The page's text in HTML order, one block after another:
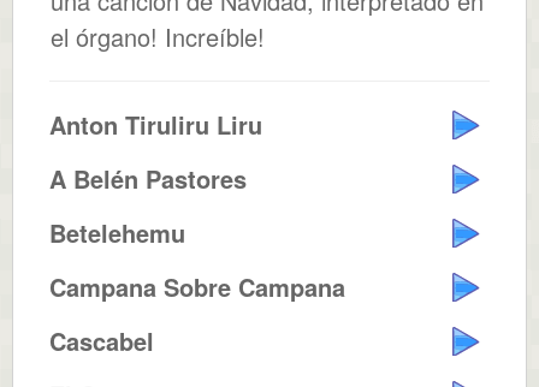
el órgano! Increíble!
Anton Tiruliru Liru
A Belén Pastores
Betelehemu
Campana Sobre Campana
Cascabel